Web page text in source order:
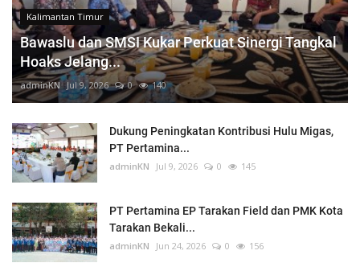
Kalimantan Timur
Bawaslu dan SMSI Kukar Perkuat Sinergi Tangkal
Hoaks Jelang...
adminKN Jul 9, 2026 0 140
Dukung Peningkatan Kontribusi Hulu Migas,
PT Pertamina...
adminKN Jul 9, 2026 0 145
PT Pertamina EP Tarakan Field dan PMK Kota
Tarakan Bekali...
adminKN Jun 24, 2026 0 156